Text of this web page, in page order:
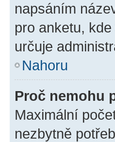
napsáním
pro anketu,
určuje
Nahoru
Proč nemohu
Maximální
nezbytně